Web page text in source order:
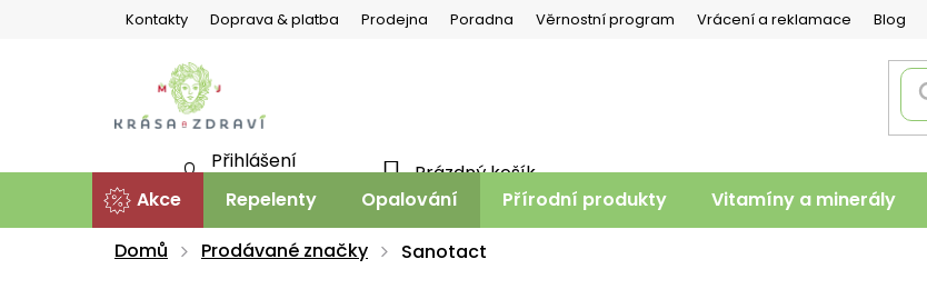
Kontakty Doprava & platba Prodejna Poradna Věrnostní program Vrácení a reklamace Blog
KOŠÍK
Prázdný košík
Přihlášení
Akce Repelenty Opalování Přírodní produkty Vitamíny a minerály
Domů
Prodávané značky Sanotact